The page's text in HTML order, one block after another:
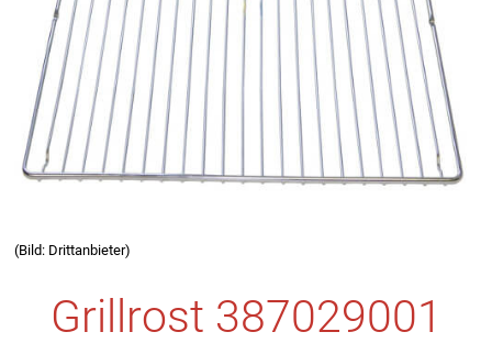
(Bild: Drittanbieter)
Grillrost 387029001